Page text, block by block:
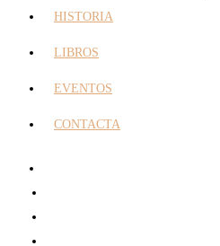
HISTORIA
LIBROS
EVENTOS
CONTACTA